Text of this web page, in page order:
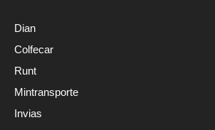
Dian
Colfecar
Runt
Mintransporte
Invias